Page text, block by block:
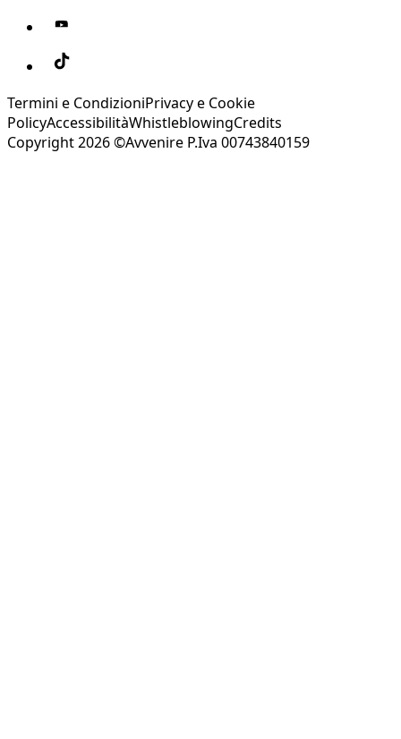
Termini e CondizioniPrivacy e Cookie
PolicyAccessibilitàWhistleblowingCredits
Copyright 2026 ©Avvenire P.Iva 00743840159